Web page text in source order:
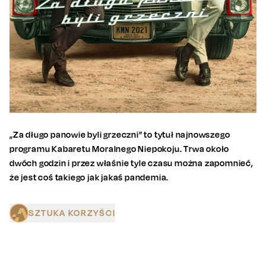
„Za długo panowie byli grzeczni” to tytuł najnowszego
programu Kabaretu Moralnego Niepokoju. Trwa około
dwóch godzin i przez właśnie tyle czasu można zapomnieć,
że jest coś takiego jak jakaś pandemia.
SZTUKA KORZYŚCI